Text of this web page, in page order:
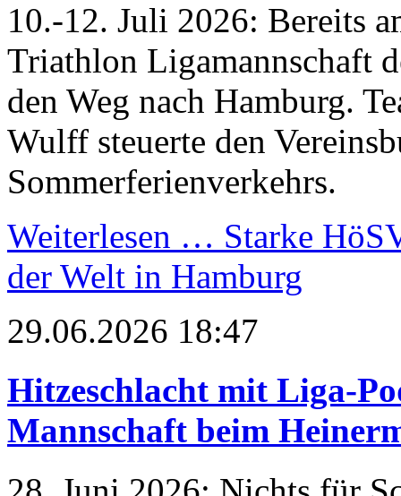
10.-12. Juli 2026: Bereits
Triathlon Ligamannschaft
den Weg nach Hamburg.
Wulff steuerte den
Sommerferienverkehrs.
Weiterlesen … Starke
der Welt in Hamburg
29.06.2026 18:47
Hitzeschlacht mit Liga-
Mannschaft beim